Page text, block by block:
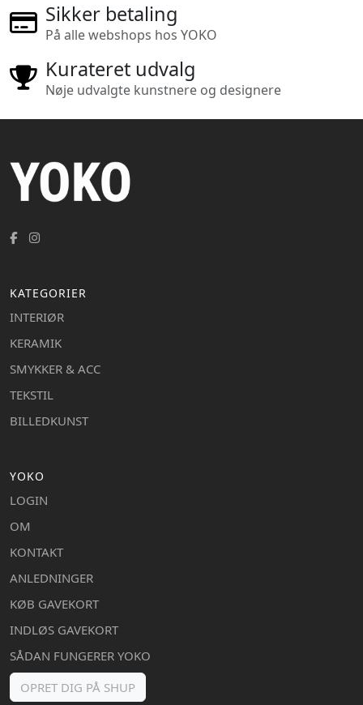
Sikker betaling
På alle webshops hos YOKO
Kurateret udvalg
Nøje udvalgte kunstnere og designere
KATEGORIER
INTERIØR
KERAMIK
SMYKKER & ACC
TEKSTIL
BILLEDKUNST
YOKO
LOGIN
OM
KONTAKT
ANLEDNINGER
KØB GAVEKORT
INDLØS GAVEKORT
SÅDAN FUNGERER YOKO
OPRET DIG PÅ SHUP